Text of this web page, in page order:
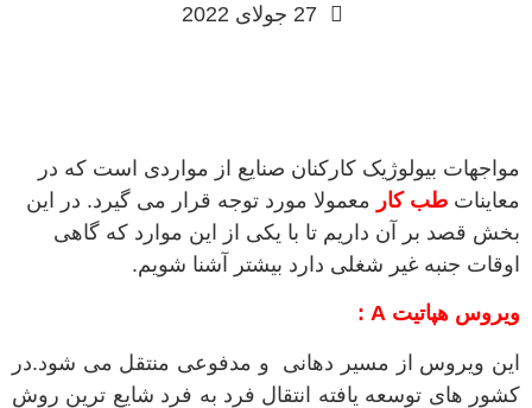
27 جولای 2022
مواجهات بیولوژیک کارکنان صنایع از مواردی است که در
معاینات طب کار معمولا مورد توجه قرار می گیرد. در این
بخش قصد بر آن داریم تا با یکی از این موارد که گاهی
اوقات جنبه غیر شغلی دارد بیشتر آشنا شویم.
ویروس هپاتیت A :
این ویروس از مسیر دهانی و مدفوعی منتقل می شود.در
کشور های توسعه یافته انتقال فرد به فرد شایع ترین روش